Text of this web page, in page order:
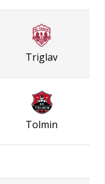
Triglav
Tolmin